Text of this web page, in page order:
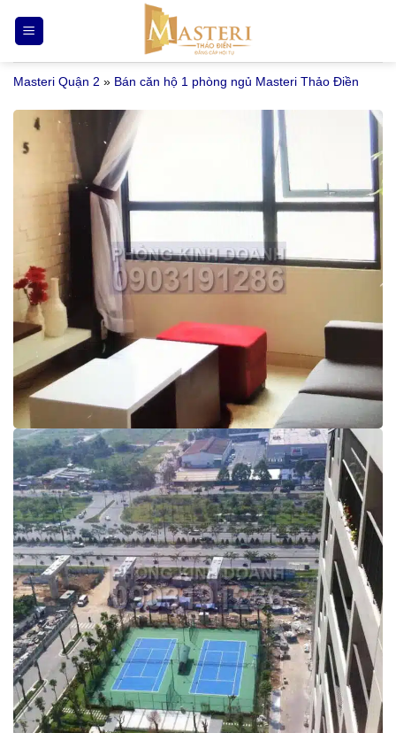
qua
nội
dung
Masteri Quận 2 » Bán căn hộ 1 phòng ngủ Masteri Thảo Điền